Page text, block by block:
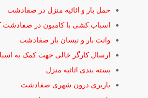
حمل بار و اثاثیه منزل در صفادشت
اسباب کشی با کامیون در صفادشت
وانت بار و نیسان بار صفادشت
ارسال کارگر خالی جهت کمک به
بسته بندی اثاثیه منزل
باربری درون شهری صفادشت